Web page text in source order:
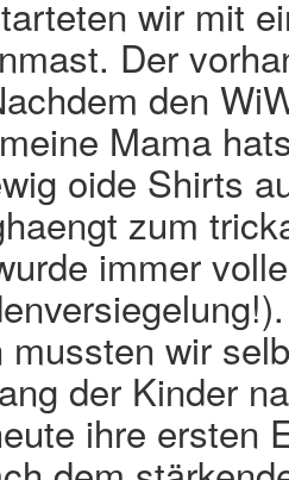
wir mit
Der
den
Mama
oide Shirts
zum
immer
wir
der Kinder
ihre ersten